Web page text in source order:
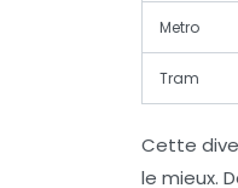
Metro
Tram
Cette
le mieux.